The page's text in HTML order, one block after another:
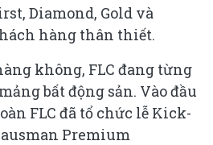
Diamond, Gold và
hàng thân thiết.
không, FLC đang từng
bất động sản. Vào đầu
FLC đã tổ chức lễ Kick-
Premium